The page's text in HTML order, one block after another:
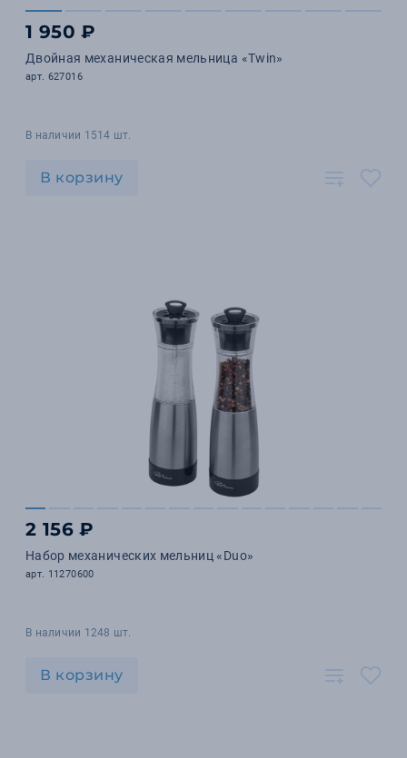
1 950 ₽
Двойная механическая мельница «Twin»
арт. 627016
В наличии 1514 шт.
В корзину
2 156 ₽
Набор механических мельниц «Duo»
арт. 11270600
В наличии 1248 шт.
В корзину